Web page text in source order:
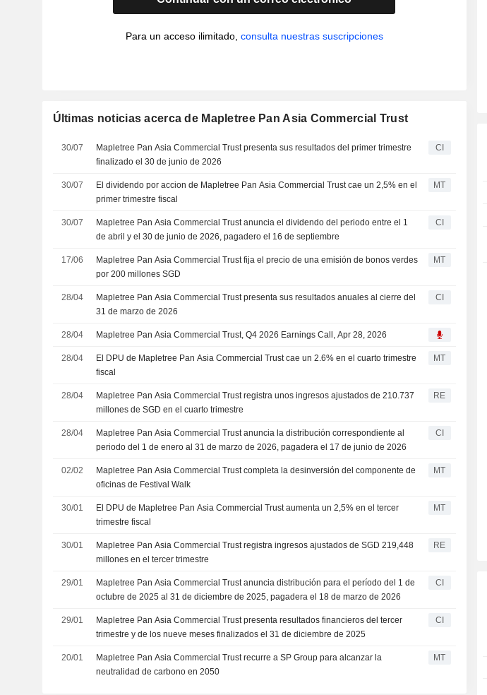
Para un acceso ilimitado, consulta nuestras suscripciones
Últimas noticias acerca de Mapletree Pan Asia Commercial Trust
30/07
Mapletree Pan Asia Commercial Trust presenta sus resultados del primer trimestre
finalizado el 30 de junio de 2026
CI
30/07
El dividendo por accion de Mapletree Pan Asia Commercial Trust cae un 2,5% en el
primer trimestre fiscal
MT
30/07
Mapletree Pan Asia Commercial Trust anuncia el dividendo del periodo entre el 1
de abril y el 30 de junio de 2026, pagadero el 16 de septiembre
CI
17/06
Mapletree Pan Asia Commercial Trust fija el precio de una emisión de bonos verdes
por 200 millones SGD
MT
28/04
Mapletree Pan Asia Commercial Trust presenta sus resultados anuales al cierre del
31 de marzo de 2026
CI
28/04 Mapletree Pan Asia Commercial Trust, Q4 2026 Earnings Call, Apr 28, 2026
28/04
El DPU de Mapletree Pan Asia Commercial Trust cae un 2.6% en el cuarto trimestre
fiscal
MT
28/04
Mapletree Pan Asia Commercial Trust registra unos ingresos ajustados de 210.737
millones de SGD en el cuarto trimestre
RE
28/04
Mapletree Pan Asia Commercial Trust anuncia la distribución correspondiente al
periodo del 1 de enero al 31 de marzo de 2026, pagadera el 17 de junio de 2026
CI
02/02
Mapletree Pan Asia Commercial Trust completa la desinversión del componente de
oficinas de Festival Walk
MT
30/01
El DPU de Mapletree Pan Asia Commercial Trust aumenta un 2,5% en el tercer
trimestre fiscal
MT
30/01
Mapletree Pan Asia Commercial Trust registra ingresos ajustados de SGD 219,448
millones en el tercer trimestre
RE
29/01
Mapletree Pan Asia Commercial Trust anuncia distribución para el período del 1 de
octubre de 2025 al 31 de diciembre de 2025, pagadera el 18 de marzo de 2026
CI
29/01
Mapletree Pan Asia Commercial Trust presenta resultados financieros del tercer
trimestre y de los nueve meses finalizados el 31 de diciembre de 2025
CI
20/01
Mapletree Pan Asia Commercial Trust recurre a SP Group para alcanzar la
neutralidad de carbono en 2050
MT